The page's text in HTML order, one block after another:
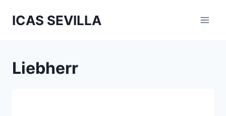
ICAS SEVILLA
Liebherr